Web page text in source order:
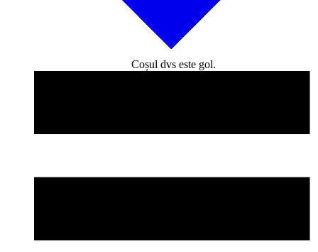
Coșul dvs este gol.